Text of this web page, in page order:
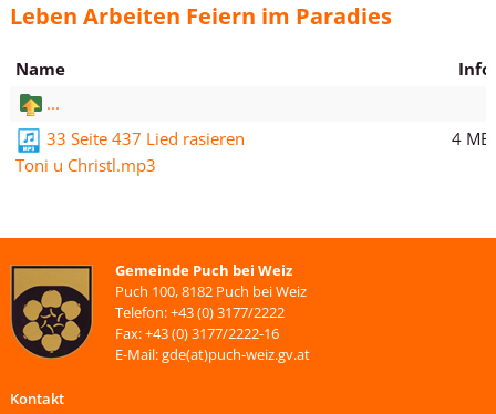
Leben Arbeiten Feiern im Paradies
Name
Info
...
33 Seite 437 Lied rasieren
Toni u Christl.mp3
4 MB
Gemeinde Puch bei Weiz
Puch 100, 8182 Puch bei Weiz
Telefon: +43 (0) 3177/2222
Fax: +43 (0) 3177/2222-16
E-Mail: gde(at)puch-weiz.gv.at
Kontakt